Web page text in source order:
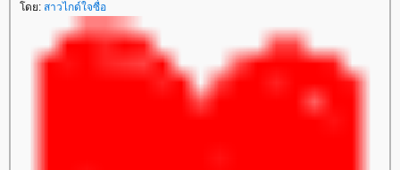
ดย: สาวไกด์ใจซื่อ